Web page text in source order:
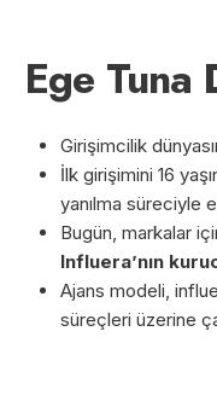
Ege
Girişimcilik
İlk girişimini 16
yanılma süreciyle
Bugün, markalar
Influera’nın
Ajans modeli,
süreçleri üzerine